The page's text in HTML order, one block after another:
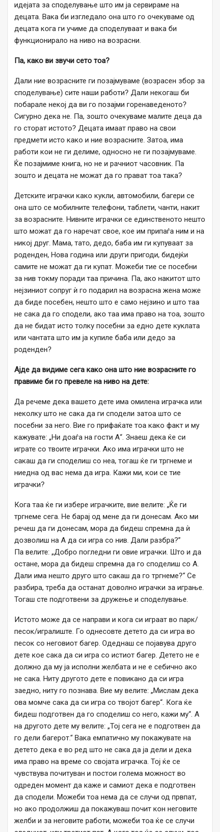
идејата за споделување што им ја сервираме на
децата. Вака би изгледало она што го очекуваме од
децата кога ги учиме да споделуваат и вака би
функционирало на ниво на возрасни.
Па, како ви звучи сето тоа?
Дали ние возрасните ги позајмуваме (возрасен збор за
споделување) сите наши работи? Дали некогаш би
побарале некој да ви го позајми горенаведеното?
Сигурно дека не. Па, зошто очекуваме малите деца да
го сторат истото? Децата имаат право на свои
предмети исто како и ние возрасните. Затоа, има
работи кои не ги делиме, односно не ги позајмуваме.
Ќе позајмиме книга, но не и рачниот часовник. Па
зошто и децата не можат да го прават тоа така?
Детските играчки како кукли, автомобили, багери се
она што се мобилните телефони, таблети, чанти, накит
за возрасните. Нивните играчки се единственото нешто
што можат да го наречат свое, кое им припаѓа ним и на
никој друг. Мама, тато, дедо, баба им ги купуваат за
роденден, Нова година или други пригоди, бидејќи
самите не можат да ги купат. Можеби тие се посебни
за нив токму поради таа причина. Па, ако накитот што
нејзиниот сопруг ѝ го подарил на возрасна жена може
да биде посебен, нешто што е само нејзино и што таа
не сака да го сподели, ако таа има право на тоа, зошто
да не бидат исто толку посебни за едно дете куклата
или чантата што им ја купиле баба или дедо за
роденден?
Ајде да видиме сега како она што ние возрасните го
правиме би го превеле на ниво на дете:
Да речеме дека вашето дете има омилена играчка или
неколку што не сака да ги сподели затоа што се
посебни за него. Вие го прифаќате тоа како факт и му
кажувате: „Ни доаѓа на гости А“. Знаеш дека ќе си
играте со твоите играчки. Ако има играчки што не
сакаш да ги споделиш со неа, тогаш ќе ги тргнеме и
ниедна од вас нема да игра. Кажи ми, кои се тие
играчки?
Кога таа ќе ги избере играчките, вие велите: „Ќе ги
тргнеме сега. Не барај од мене да ги донесам. Ако ми
речеш да ги донесам, мора да бидеш спремна да ѝ
дозволиш на А да си игра со нив. Дали разбра?”
Па велите: „Добро погледни ги овие играчки. Што и да
остане, мора да бидеш спремна да го споделиш со А.
Дали има нешто друго што сакаш да го тргнеме?“ Се
разбира, треба да останат доволно играчки за играње.
Тогаш сте подготвени за дружење и споделување.
Истото може да се направи и кога си играат во парк/
песок/игралиште. Го однесовте детето да си игра во
песок со неговиот багер. Одеднаш се појавува друго
дете кое сака да си игра со истиот багер. Детето не е
должно да му ја исполни желбата и не е себично ако
не сака. Ниту другото дете е повикано да си игра
заедно, ниту го познава. Вие му велите: „Мислам дека
ова момче сака да си игра со твојот багер“. Кога ќе
бидеш подготвен да го споделиш со него, кажи му“. А
на другото дете му велите: „Тој сега не е подготвен да
го дели багерот.“ Вака емпатично му покажувате на
детето дека е во ред што не сака да ја дели и дека
има право на време со својата играчка. Тој ќе се
чувствува почитуван и постои голема можност во
одреден момент да каже и самиот дека е подготвен
да сподели. Можеби тоа нема да се случи од првпат,
но ако продолжиш да покажуваш почит кон неговите
желби и за неговите работи, можеби тоа ќе се случи